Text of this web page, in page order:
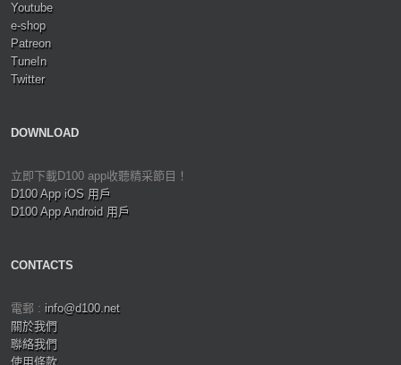
Youtube
e-shop
Patreon
TuneIn
Twitter
DOWNLOAD
立即下載D100 app收聽精采節目！
D100 App iOS 用戶
D100 App Android 用戶
CONTACTS
電郵 : info@d100.net
關於我們
聯絡我們
使用條款